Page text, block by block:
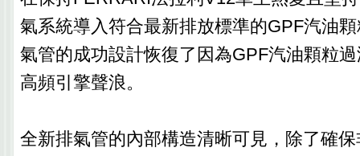
氣系統導入符合最新排放標準的GPF汽油
氣管的成功設計恢復了因為GPF汽油顆粒
高頻引擎聲浪。
全新排氣管的內部構造清晰可見，除了確